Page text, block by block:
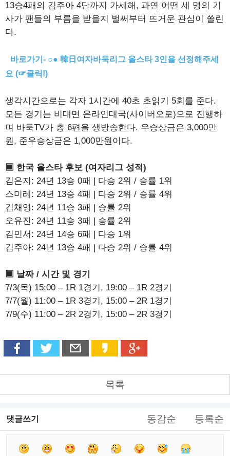
13승4패의 김주아 4단까지 가세해, 과연 어떤 세 명의 기
사가 팬들의 부름을 받을지 벌써부터 뜨거운 관심이 쏠린
다.
바로가기- ○● 韓日여자바둑리그 올스타 3인을 선정해주세
요 (☞클릭!)
생각시간으로는 각자 1시간에 40초 초읽기 5회를 준다.
모든 경기는 비대면 온라인대국(사이버오로)으로 진행하
며 바둑TV가 총 6편을 생방송한다. 우승상금은 3,000만
원, 준우승상금은 1,000만원이다.
▣ 한국 올스타 후보 (여자리그 성적)
김은지: 24년 13승 0패 | 다승 2위 / 승률 1위
스미레: 24년 13승 4패 | 다승 2위 / 승률 4위
김채영: 24년 11승 3패 | 승률 2위
오유진: 24년 11승 3패 | 승률 2위
김민서: 24년 14승 6패 | 다승 1위
김주아: 24년 13승 4패 | 다승 2위 / 승률 4위
▣ 날짜 / 시간 및 경기
7/3(목) 15:00 – 1R 1경기, 19:00 – 1R 2경기
7/7(월) 11:00 – 1R 3경기, 15:00 – 2R 1경기
7/9(수) 11:00 – 2R 2경기, 15:00 – 2R 3경기
목록
댓글쓰기 동감순 등록순